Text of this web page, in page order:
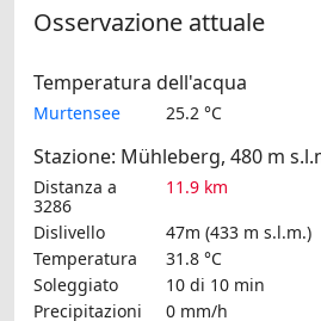
Osservazione attuale
Temperatura dell'acqua
Murtensee 25.2 °C
Stazione: Mühleberg, 480 m
Distanza a
3286
11.9 km
Dislivello
47m (433 m s.l.m.)
Temperatura
31.8 °C
Soleggiato
10 di 10 min
Precipitazioni
0 mm/h